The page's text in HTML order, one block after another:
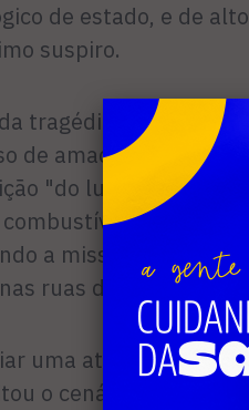
de estado, e de
suspiro.
tragédia de ver o
de amadurecimento
"do luto à luta",
para
a missão de
ruas de Cabo Frio.
uma atmosfera de
o cenário natural da